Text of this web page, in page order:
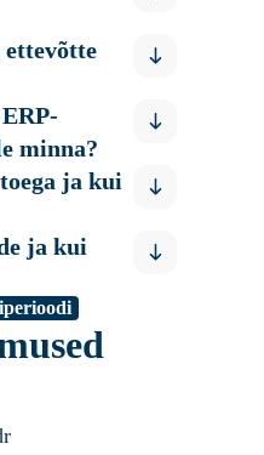
ettevõtte
minna?
ja kui
ja kui